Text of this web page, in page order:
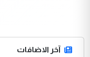
جنسية الرافد
ابا فرات ...
آخر الاضافات